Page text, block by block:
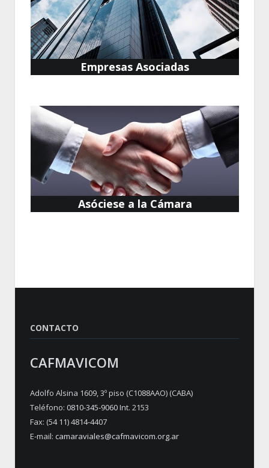
Empresas Asociadas
Asóciese a la Cámara
CONTACTO
CAFMAVICOM
Adolfo Alsina 1609, 3º piso (C1088AAO) (CABA)
Teléfono: 0810-345-9060Int. 2153
Fax: (54 11) 4814-4407
E-mail: camaraviales@cafmavicom.org.ar